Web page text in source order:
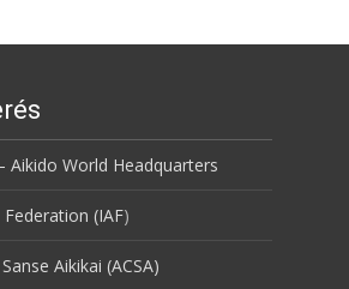
Aikido World Headquarters
(IAF)
Aikikai (ACSA)